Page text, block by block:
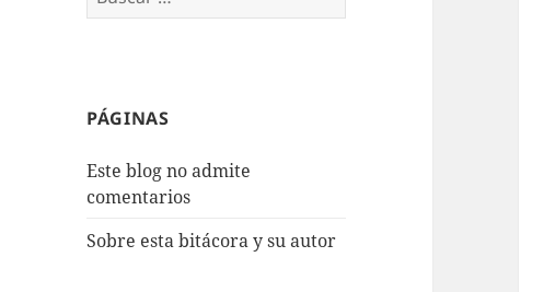
PÁGINAS
Este blog no admite
comentarios
Sobre esta bitácora y su autor